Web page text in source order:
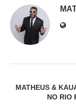
MATHEUS &
NO RIO